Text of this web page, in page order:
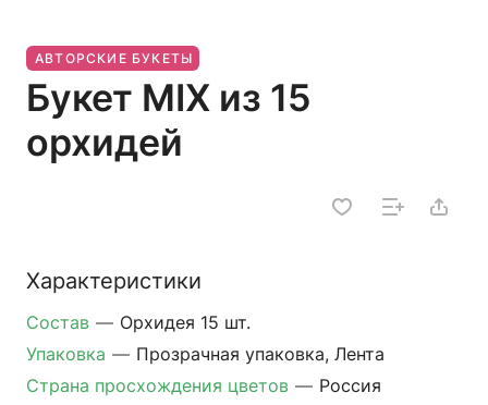
АВТОРСКИЕ БУКЕТЫ
Букет MIX из 15
орхидей
Характеристики
Состав — Орхидея 15 шт.
Упаковка — Прозрачная упаковка, Лента
Страна просхождения цветов — Россия